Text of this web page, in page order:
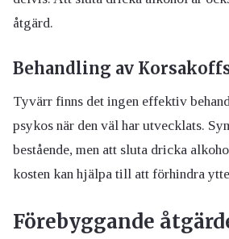
åtgärd.
Behandling av
Tyvärr finns det ingen effektiv
psykos när den väl har utvecklats.
bestående, men att sluta dricka
kosten kan hjälpa till att förhindra
Förebyggande